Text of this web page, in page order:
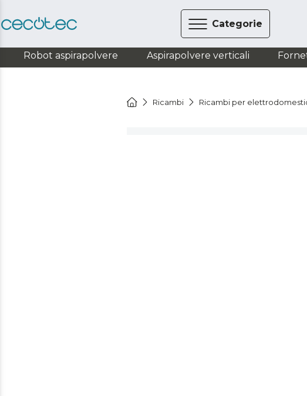
Categorie
Robot aspirapolvere Aspirapolvere verticali
Ricambi Ricambi per